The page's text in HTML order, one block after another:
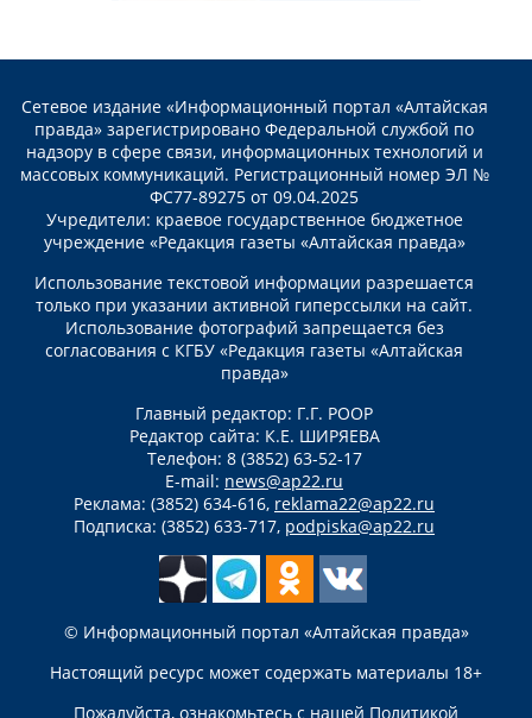
Сетевое издание «Информационный портал «Алтайская
правда» зарегистрировано Федеральной службой по
надзору в сфере связи, информационных технологий и
массовых коммуникаций. Регистрационный номер ЭЛ №
ФС77-89275 от 09.04.2025
Учредители: краевое государственное бюджетное
учреждение «Редакция газеты «Алтайская правда»
Использование текстовой информации разрешается
только при указании активной гиперссылки на сайт.
Использование фотографий запрещается без
согласования с КГБУ «Редакция газеты «Алтайская
правда»
Главный редактор: Г.Г. РООР
Редактор сайта: К.Е. ШИРЯЕВА
Телефон: 8 (3852) 63-52-17
E-mail: news@ap22.ru
Реклама: (3852) 634-616, reklama22@ap22.ru
Подписка: (3852) 633-717, podpiska@ap22.ru
© Информационный портал «Алтайская правда»
Настоящий ресурс может содержать материалы 18+
Пожалуйста, ознакомьтесь с нашей Политикой